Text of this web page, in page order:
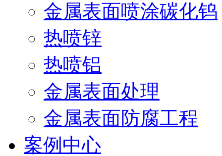
金属表面喷涂碳化钨
热喷锌
热喷铝
金属表面处理
金属表面防腐工程
案例中心